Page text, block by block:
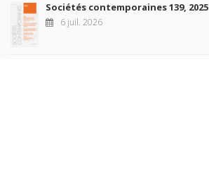
Sociétés contemporaines 139, 2025
6 juil. 2026